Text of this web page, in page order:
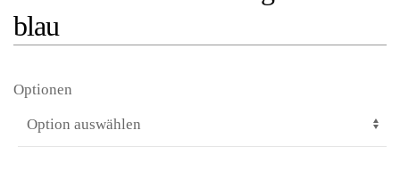
blau
Optionen